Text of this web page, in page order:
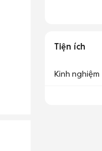
Tiện ích
Kinh nghiệm